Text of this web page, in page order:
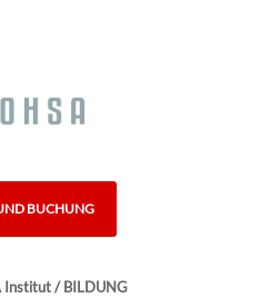
BUCHUNG
Institut / BILDUNG